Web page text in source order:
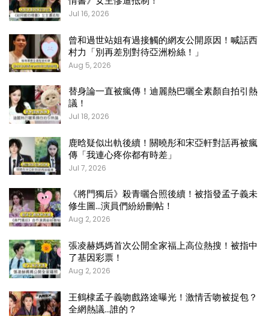
Jul 16, 2026
曾和過世站姐有過接觸的網友公開原因！喊話西
村力「別再差別對待亞洲粉絲！」
Aug 5, 2026
替身論一直被瘋傳！迪麗熱巴曬全素顏自拍引熱
議！
Jul 18, 2026
鹿晗疑似出軌後續！關曉彤和宋亞軒對話再被瘋
傳「我連心疼你都有時差」
Jul 7, 2026
《將門獨后》殺青曬合照後續！被指發孟子義未
修生圖…演員們紛紛刪帖！
Aug 2, 2026
張凌赫媽媽首次公開全家福上高位熱搜！被指中
了基因彩票！
Aug 2, 2026
王鶴棣孟子義吻戲路途曝光！激情舌吻被捉包？
全網熱議…誰的？